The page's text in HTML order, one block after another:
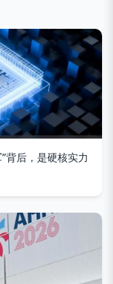
背后，是硬核实力